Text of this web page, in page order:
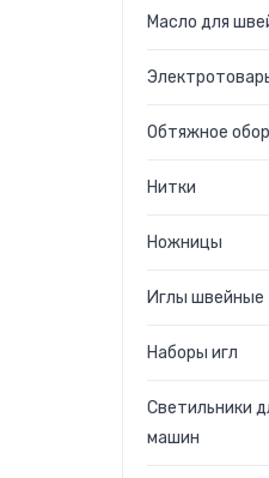
Масло для
Обтяжное
Нитки
Ножницы
Иглы швейные
Наборы игл
Светильники
машин